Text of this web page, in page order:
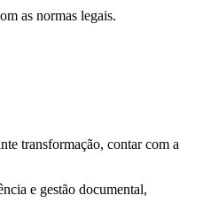
as normas legais.
transformação, contar com a
e gestão documental,